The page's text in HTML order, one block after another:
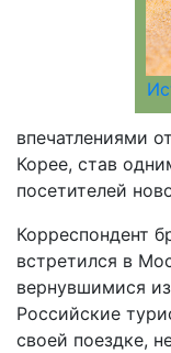
впечатлениями
Корее, став
посетителей
Корреспондент
встретился в
вернувшимися
Российские
своей поездке,